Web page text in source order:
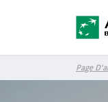
Page